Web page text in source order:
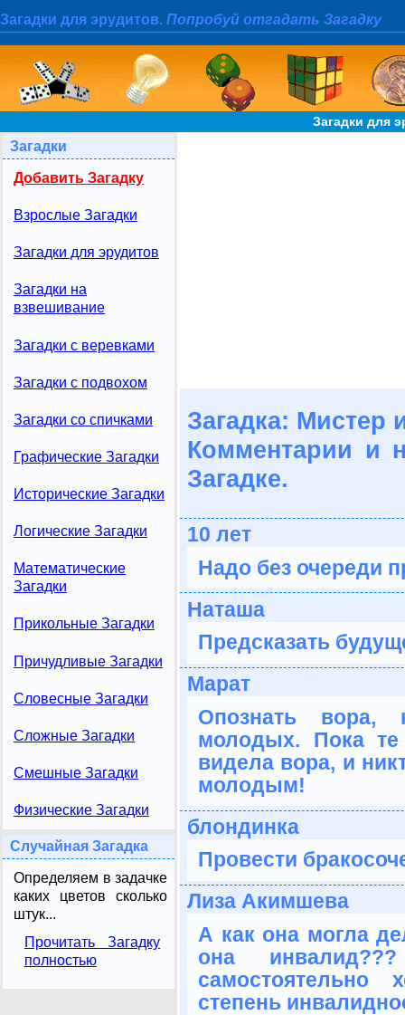
Загадки для эрудитов. Попробуй отгадать Загадку
Загадки для
Загадки
Добавить Загадку
Взрослые Загадки
Загадки для эрудитов
Загадки на
взвешивание
Загадки с веревками
Загадки с подвохом
Загадки со спичками
Графические Загадки
Исторические Загадки
Логические Загадки
Математические
Загадки
Прикольные Загадки
Причудливые Загадки
Словесные Загадки
Сложные Загадки
Смешные Загадки
Физические Загадки
Случайная Загадка
Определяем в задачке
каких цветов сколько
штук...
Прочитать Загадку
полностью
Загадка: Мистер
Комментарии и
Загадке.
10 лет
Надо без очереди
Наташа
Предсказать
Марат
Опознать
молодых. Пока
видела вора, и
молодым!
блондинка
Провести
Лиза Акимшева
А как она могла
она
самостоятельно
степень